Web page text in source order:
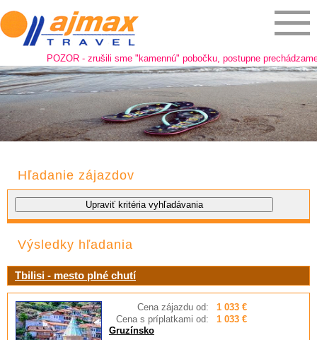
POZOR - zrušili sme "kamennú" pobočku, postupne prechádzame
Hľadanie zájazdov
Výsledky hľadania
Tbilisi - mesto plné chutí
Cena zájazdu od:
1 033 €
Cena s príplatkami od:
1 033 €
Gruzínsko